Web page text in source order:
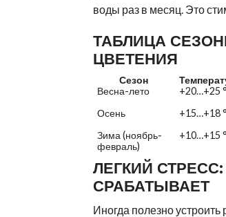
воды раз в месяц. Это
ТАБЛИЦА
ЦВЕТЕНИЯ
Сезон
Весна-лето
+20…+25
Осень
+15…+18
Зима (ноябрь-
февраль)
+10…+15
ЛЕГКИЙ
СРАБАТЫВАЕТ
Иногда полезно